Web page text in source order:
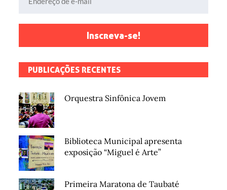
Inscreva-se!
PUBLICAÇÕES RECENTES
Orquestra Sinfônica Jovem
Biblioteca Municipal apresenta
exposição “Miguel é Arte”
Primeira Maratona de Taubaté